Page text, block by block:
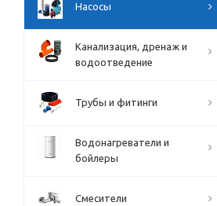
Насосы
Канализация, дренаж и
водоотведение
Трубы и фитинги
Водонагреватели и
бойлеры
Смесители